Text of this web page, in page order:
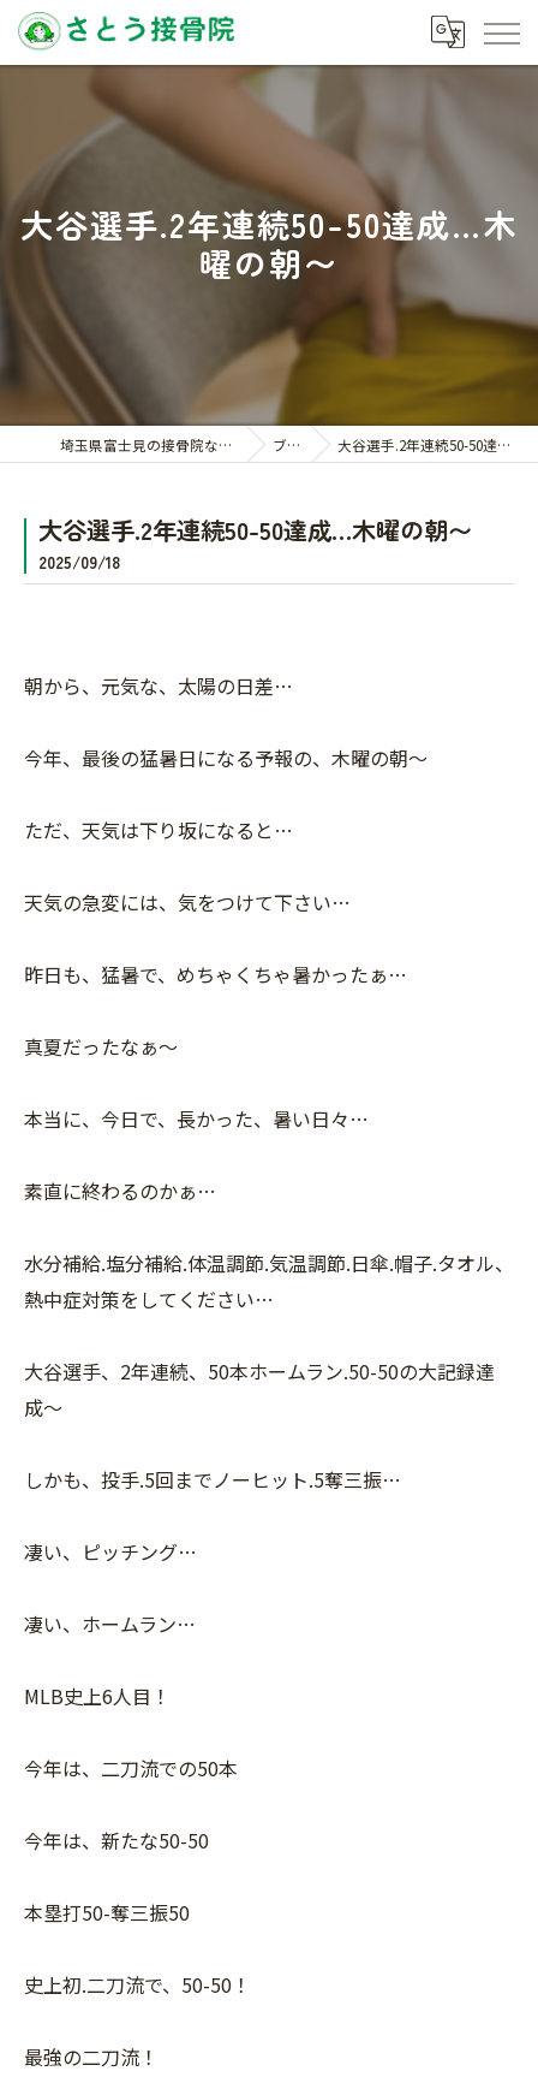
大谷選手.2年連続50-50達成…木
曜の朝〜
埼玉県富士見の接骨院ならさとう接骨院 ブログ 大谷選手.2年連続50-50達成…木曜の朝〜
大谷選手.2年連続50-50達成…木曜の朝〜
2025/09/18
朝から、元気な、太陽の日差…
今年、最後の猛暑日になる予報の、木曜の朝〜
ただ、天気は下り坂になると…
天気の急変には、気をつけて下さい…
昨日も、猛暑で、めちゃくちゃ暑かったぁ…
真夏だったなぁ〜
本当に、今日で、長かった、暑い日々…
素直に終わるのかぁ…
水分補給.塩分補給.体温調節.気温調節.日傘.帽子.タオル、
熱中症対策をしてください…
大谷選手、2年連続、50本ホームラン.50-50の大記録達
成〜
しかも、投手.5回までノーヒット.5奪三振…
凄い、ピッチング…
凄い、ホームラン…
MLB史上6人目！
今年は、二刀流での50本
今年は、新たな50-50
本塁打50-奪三振50
史上初.二刀流で、50-50！
最強の二刀流！